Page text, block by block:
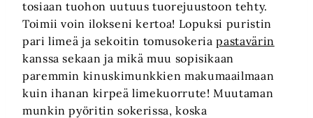
tosiaan tuohon uutuus tuorejuustoon tehty.
Toimii voin ilokseni kertoa! Lopuksi puristin
pari limeä ja sekoitin tomusokeriapastavärin
kanssa sekaan ja mikä muu sopisikaan
paremmin kinuskimunkkien makumaailmaan
kuin ihanan kirpeä limekuorrute! Muutaman
munkin pyöritin sokerissa, koska